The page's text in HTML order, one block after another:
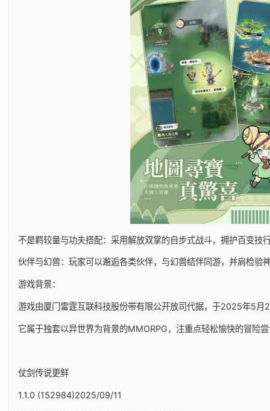
不是羁较量与功夫搭配：采用解放双掌的自步式战斗，拥护百变技
伙伴与幻兽：玩家可以邂逅各类伙伴，与幻兽结伴同游，并肩检验
游戏背景：
游戏由厦门雷霆互联科技股份带有限公开放司代据，于2025年5
它属于独套以异世界为背景的MMORPG，注重点轻松愉快的冒险
仗剑传说更鲜
1.1.0 (152984)2025/09/11